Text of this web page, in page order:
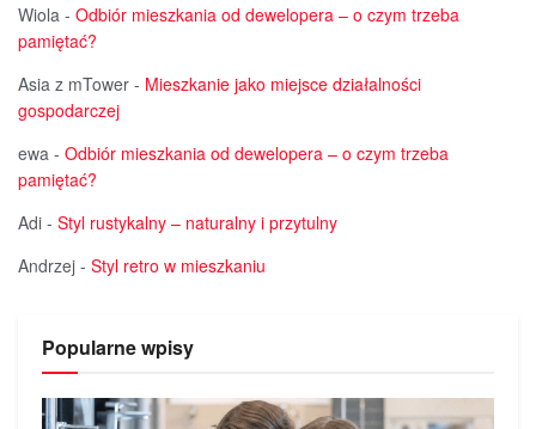
Wiola - Odbiór mieszkania od dewelopera – o czym trzeba
pamiętać?
Asia z mTower - Mieszkanie jako miejsce działalności
gospodarczej
ewa - Odbiór mieszkania od dewelopera – o czym trzeba
pamiętać?
Adi - Styl rustykalny – naturalny i przytulny
Andrzej - Styl retro w mieszkaniu
Popularne wpisy